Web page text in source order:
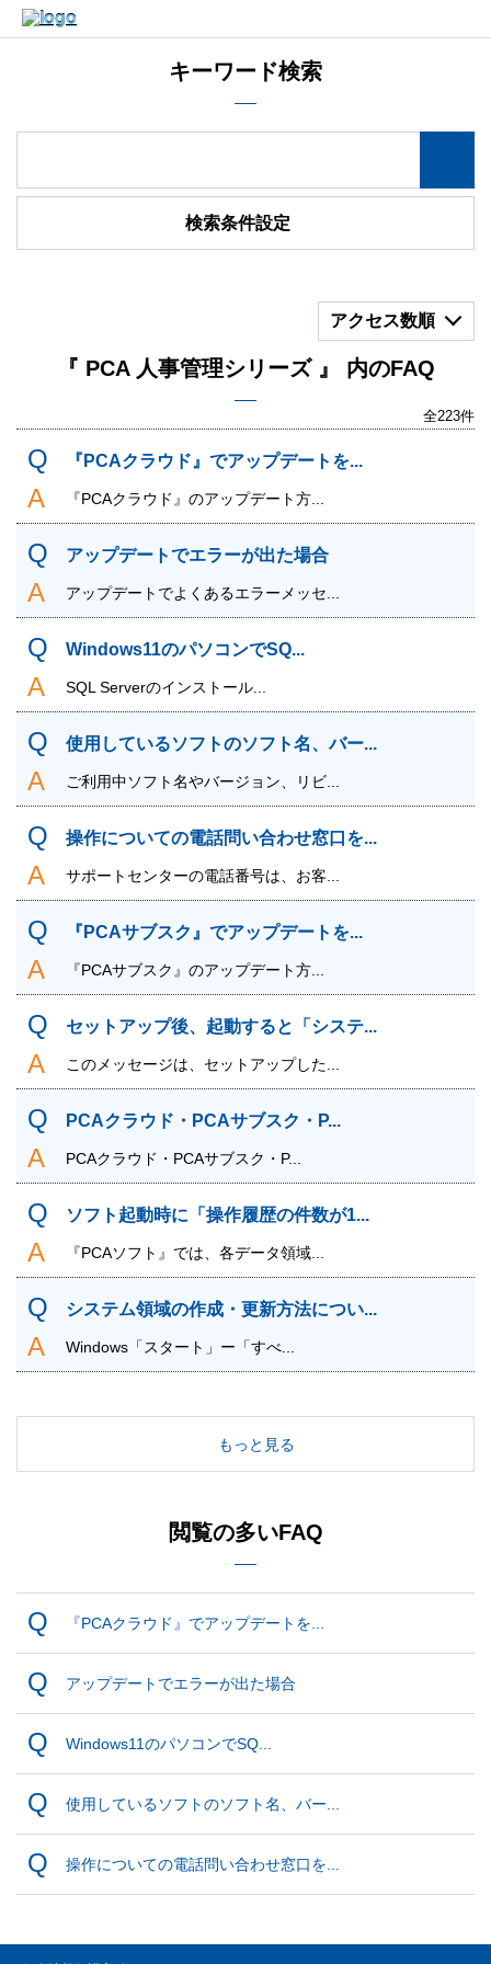
キーワード検索
検索条件設定
アクセス数順
『 PCA 人事管理シリーズ 』 内のFAQ
全223件
『PCAクラウド』でアップデートを...
『PCAクラウド』のアップデート方...
アップデートでエラーが出た場合
アップデートでよくあるエラーメッセ...
Windows11のパソコンでSQ...
SQL Serverのインストール...
使用しているソフトのソフト名、バー...
ご利用中ソフト名やバージョン、リビ...
操作についての電話問い合わせ窓口を...
サポートセンターの電話番号は、お客...
『PCAサブスク』でアップデートを...
『PCAサブスク』のアップデート方...
セットアップ後、起動すると「システ...
このメッセージは、セットアップした...
PCAクラウド・PCAサブスク・P...
PCAクラウド・PCAサブスク・P...
ソフト起動時に「操作履歴の件数が1...
『PCAソフト』では、各データ領域...
システム領域の作成・更新方法につい...
Windows「スタート」ー「すべ...
もっと見る
閲覧の多いFAQ
『PCAクラウド』でアップデートを...
アップデートでエラーが出た場合
Windows11のパソコンでSQ...
使用しているソフトのソフト名、バー...
操作についての電話問い合わせ窓口を...